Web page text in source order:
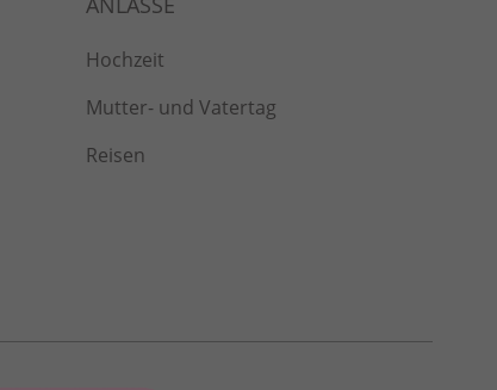
Hochzeit
Mutter- und Vatertag
Reisen